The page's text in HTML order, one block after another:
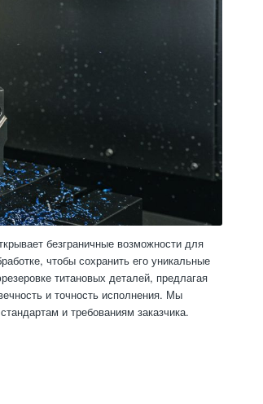
безграничные возможности для
чтобы сохранить его уникальные
титановых деталей, предлагая
и точность исполнения. Мы
и требованиям заказчика.